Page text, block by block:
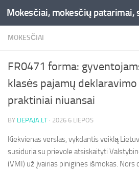
Skip to content
MOKESČIAI
FR0471 forma:
klasės pajamų
praktiniai niuansai
BY LIEPAJA.LT · 2026 6 LIEPOS
Kiekvienas verslas, vykdantis veiklą
susiduria su prievole atsiskaityti
(VMI) už įvairias pinigines išmokas. Nors